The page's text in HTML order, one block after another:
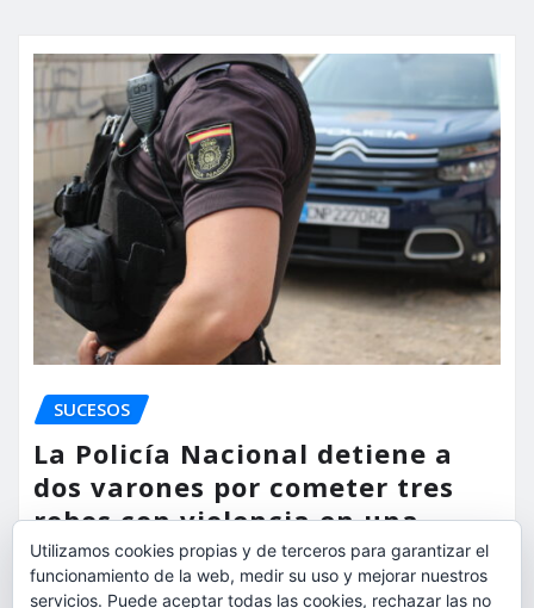
SUCESOS
La Policía Nacional detiene a
dos varones por cometer tres
robos con violencia en una
misma mañana
torrent al dia Ago 7, 2026
Utilizamos cookies propias y de terceros para garantizar el
funcionamiento de la web, medir su uso y mejorar nuestros
servicios. Puede aceptar todas las cookies, rechazar las no